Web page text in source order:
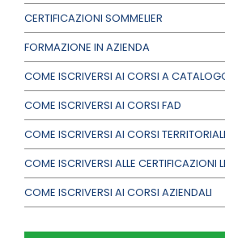
CERTIFICAZIONI SOMMELIER
FORMAZIONE IN AZIENDA
COME ISCRIVERSI AI CORSI A
COME ISCRIVERSI AI CORSI FAD
COME ISCRIVERSI AI CORSI TERRITORIALI
COME ISCRIVERSI ALLE CERTIFICAZIONI
COME ISCRIVERSI AI CORSI AZIENDALI